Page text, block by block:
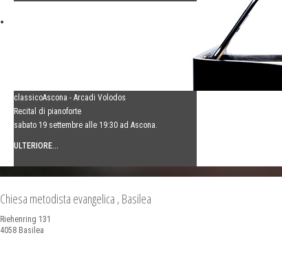
classicoAscona - Arcadi Volodos
Recital di pianoforte
sabato 19 settembre alle 19:30 ad Ascona.
ULTERIORE...
Chiesa metodista evangelica , Basilea
Riehenring 131
4058 Basilea